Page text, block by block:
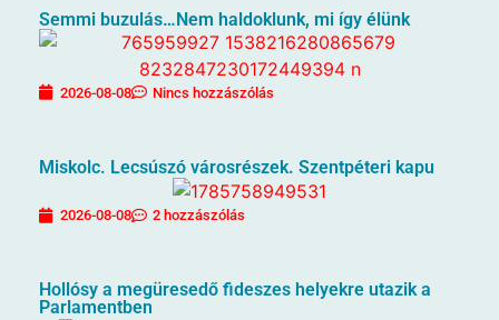
Semmi buzulás…Nem haldoklunk, mi így élünk
2026-08-08 Nincs hozzászólás
Miskolc. Lecsúszó városrészek. Szentpéteri kapu
2026-08-08 2 hozzászólás
Hollósy a megüresedő fideszes helyekre utazik a
Parlamentben